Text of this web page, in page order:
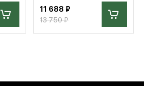
11 688 ₽
13 750 ₽